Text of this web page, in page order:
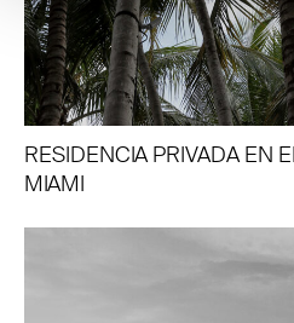
RESIDENCIA PRIVADA EN
MIAMI